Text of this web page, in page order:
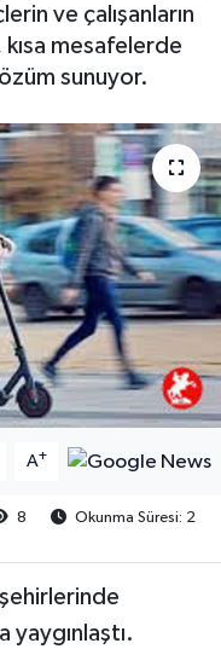
ve çalışanların
mesafelerde
sunuyor.
A+
8
Okunma Süresi: 2
yaygınlaştı.